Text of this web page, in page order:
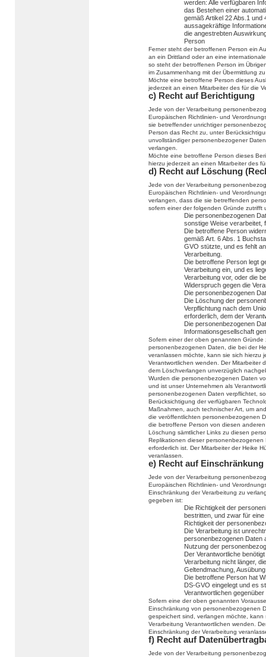
werden: Alle verfügbaren
das Bestehen einer
gemäß Artikel 22 Abs.1
aussagekräftige
die angestrebten
Person
Ferner steht der betroffenen Person ein
an ein Drittland oder an eine
so steht der betroffenen Person im
im Zusammenhang mit der Übermittlung
Möchte eine betroffene Person dieses
jederzeit an einen Mitarbeiter des für die
c) Recht auf Berichtigung
Jede von der Verarbeitung
Europäischen Richtlinien- und
sie betreffender unrichtiger
Person das Recht zu, unter
unvollständiger personenbezogener
verlangen.
Möchte eine betroffene Person dieses
hierzu jederzeit an einen Mitarbeiter des
d) Recht auf Löschung
Jede von der Verarbeitung
Europäischen Richtlinien- und
verlangen, dass die sie betreffenden
sofern einer der folgenden Gründe zutrifft
Die personenbezogenen
sonstige Weise verarbeitet,
Die betroffene Person
gemäß Art. 6 Abs. 1
GVO stützte, und es fehlt
Verarbeitung.
Die betroffene Person legt
Verarbeitung ein, und es
Verarbeitung vor, oder die
Widerspruch gegen die
Die personenbezogenen
Die Löschung der
Verpflichtung nach dem
erforderlich, dem der
Die personenbezogenen
Informationsgesellschaft
Sofern einer der oben genannten
personenbezogenen Daten, die bei der
veranlassen möchte, kann sie sich hierzu
Verantwortlichen wenden. Der Mitarbeiter
dem Löschverlangen unverzüglich
Wurden die personenbezogenen Daten
und ist unser Unternehmen als
personenbezogenen Daten verpflichtet,
Berücksichtigung der verfügbaren
Maßnahmen, auch technischer Art, um
die veröffentlichten personenbezogenen
die betroffene Person von diesen
Löschung sämtlicher Links zu diesen
Replikationen dieser
erforderlich ist. Der Mitarbeiter der Heike
veranlassen.
e) Recht auf
Jede von der Verarbeitung
Europäischen Richtlinien- und
Einschränkung der Verarbeitung zu
gegeben ist:
Die Richtigkeit der
bestritten, und zwar für
Richtigkeit der
Die Verarbeitung ist
personenbezogenen Daten
Nutzung der
Der Verantwortliche
Verarbeitung nicht länger,
Geltendmachung,
Die betroffene Person hat
DS-GVO eingelegt und es
Verantwortlichen
Sofern eine der oben genannten
Einschränkung von personenbezogenen
gespeichert sind, verlangen möchte,
Verarbeitung Verantwortlichen wenden.
Einschränkung der Verarbeitung
f) Recht auf
Jede von der Verarbeitung